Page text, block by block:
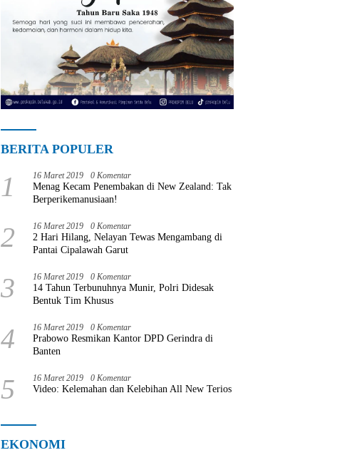
BERITA POPULER
1 16 Maret 2019 0 Komentar
Menag Kecam Penembakan di New Zealand: Tak
Berperikemanusiaan!
2 16 Maret 2019 0 Komentar
2 Hari Hilang, Nelayan Tewas Mengambang di
Pantai Cipalawah Garut
3 16 Maret 2019 0 Komentar
14 Tahun Terbunuhnya Munir, Polri Didesak
Bentuk Tim Khusus
4 16 Maret 2019 0 Komentar
Prabowo Resmikan Kantor DPD Gerindra di
Banten
5 16 Maret 2019 0 Komentar
Video: Kelemahan dan Kelebihan All New Terios
EKONOMI